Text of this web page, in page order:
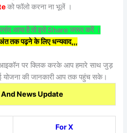
को फॉलो करना ना भूलें ।
आया है तो इसे Share जरूर करें ।
तक पढ़ने के लिए धन्यवाद,,,
आइकॉन पर क्लिक करके आप हमारे साथ जुड़
की जानकारी आप तक पहुंच सके।
News Update
For X